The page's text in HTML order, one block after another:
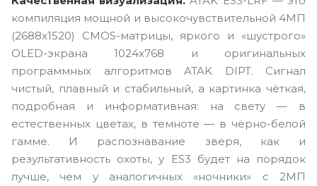
компиляция мощной и высокочувствительной 4МП
(2688x1520) CMOS-матрицы, яркого и «шустрого»
OLED-экрана 1024x768 и оригинальных
программных алгоритмов ATAK DIPT. Сигнал
чистый, плавный и стабильный, а картинка чёткая,
подробная и информативная: на свету — в
естественных цветах, в темноте — в чёрно-белой
гамме. И распознавание зверя, как и
результативность охоты, у ES3 будет на порядок
лучше, чем у аналогичных «ночники» с 2МП